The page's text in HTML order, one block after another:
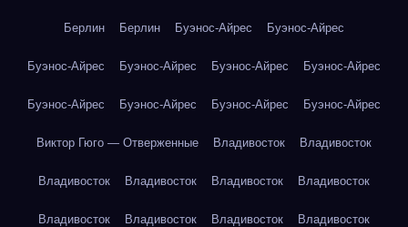
Берлин Берлин Буэнос-Айрес Буэнос-Айрес
Буэнос-Айрес Буэнос-Айрес Буэнос-Айрес Буэнос-Айрес
Буэнос-Айрес Буэнос-Айрес Буэнос-Айрес Буэнос-Айрес
Виктор Гюго — Отверженные Владивосток Владивосток
Владивосток Владивосток Владивосток Владивосток
Владивосток Владивосток Владивосток Владивосток